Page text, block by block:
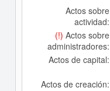
Actos sobre
actividad:
(!) Actos sobre
administradores:
Actos de capital:
Actos de creación: